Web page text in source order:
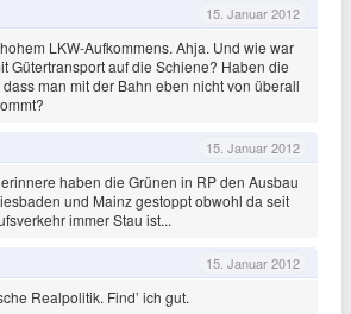
15. Januar 2012
LKW-Aufkommens. Ahja. Und wie war
Gütertransport auf die Schiene? Haben die
man mit der Bahn eben nicht von überall
15. Januar 2012
haben die Grünen in RP den Ausbau
und Mainz gestoppt obwohl da seit
immer Stau ist...
15. Januar 2012
Realpolitik. Find’ ich gut.